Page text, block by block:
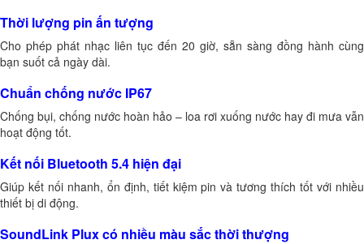
Thời lượng pin ấn tượng
Cho phép phát nhạc liên tục đến 20 giờ, sẵn sàng đồng hành cùng
bạn suốt cả ngày dài.
Chuẩn chống nước IP67
Chống bụi, chống nước hoàn hảo – loa rơi xuống nước hay đi mưa vẫn
hoạt động tốt.
Kết nối Bluetooth 5.4 hiện đại
Giúp kết nối nhanh, ổn định, tiết kiệm pin và tương thích tốt với nhiều
thiết bị di động.
SoundLink Plux có nhiều màu sắc thời thượng